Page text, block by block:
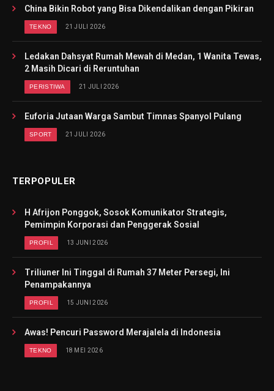
China Bikin Robot yang Bisa Dikendalikan dengan Pikiran
TEKNO 21 JULI 2026
Ledakan Dahsyat Rumah Mewah di Medan, 1 Wanita Tewas,
2 Masih Dicari di Reruntuhan
PERISTIWA 21 JULI 2026
Euforia Jutaan Warga Sambut Timnas Spanyol Pulang
SPORT 21 JULI 2026
TERPOPULER
H Afrijon Ponggok, Sosok Komunikator Strategis,
Pemimpin Korporasi dan Penggerak Sosial
PROFIL 13 JUNI 2026
Triliuner Ini Tinggal di Rumah 37 Meter Persegi, Ini
Penampakannya
PROFIL 15 JUNI 2026
Awas! Pencuri Password Merajalela di Indonesia
TEKNO 18 MEI 2026